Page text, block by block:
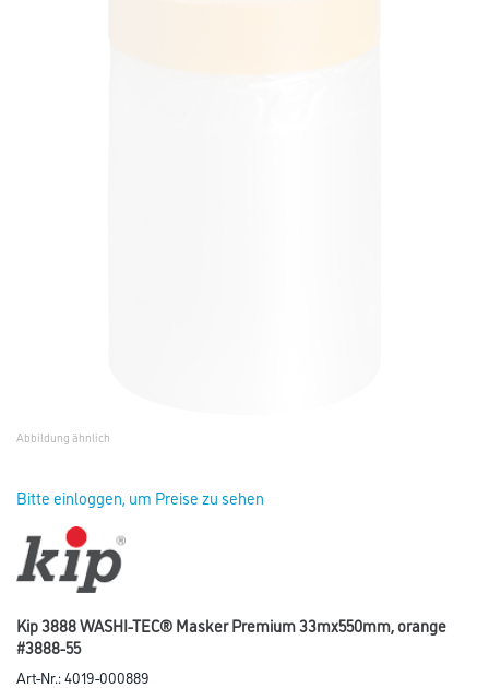
Abbildung ähnlich
Bitte einloggen, um Preise zu sehen
Kip 3888 WASHI-TEC® Masker Premium 33mx550mm, orange
#3888-55
Art-Nr.:4019-000889